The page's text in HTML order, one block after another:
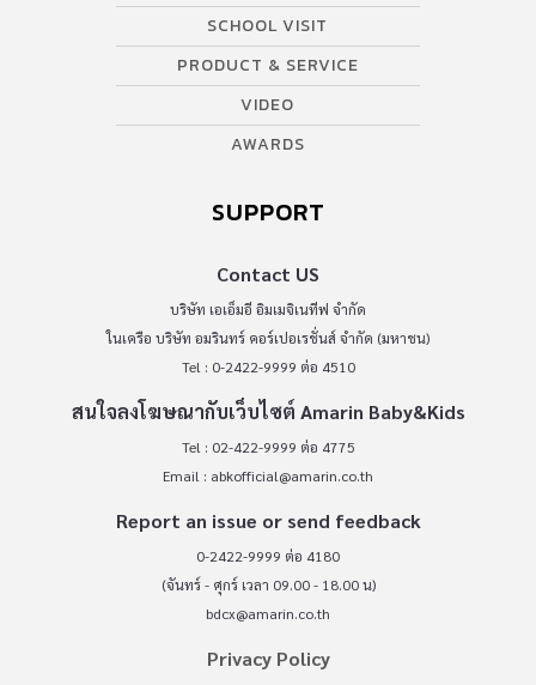
SCHOOL VISIT
PRODUCT & SERVICE
VIDEO
AWARDS
SUPPORT
Contact US
บริษัท เอเอ็มอี อิมเมจิเนทีฟ จำกัด
ในเครือ บริษัท อมรินทร์ คอร์เปอเรชั่นส์ จำกัด (มหาชน)
Tel : 0-2422-9999 ต่อ 4510
สนใจลงโฆษณากับเว็บไซต์ Amarin Baby&Kids
Tel : 02-422-9999 ต่อ 4775
Email : abkofficial@amarin.co.th
Report an issue or send feedback
0-2422-9999 ต่อ 4180
(จันทร์ - ศุกร์ เวลา 09.00 - 18.00 น)
bdcx@amarin.co.th
Privacy Policy